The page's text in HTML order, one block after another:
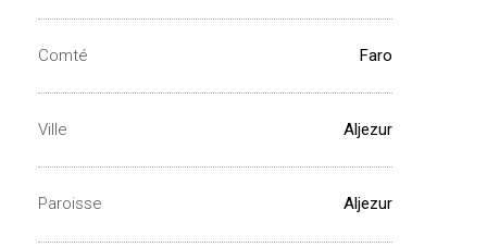
Comté Faro
Ville Aljezur
Paroisse Aljezur